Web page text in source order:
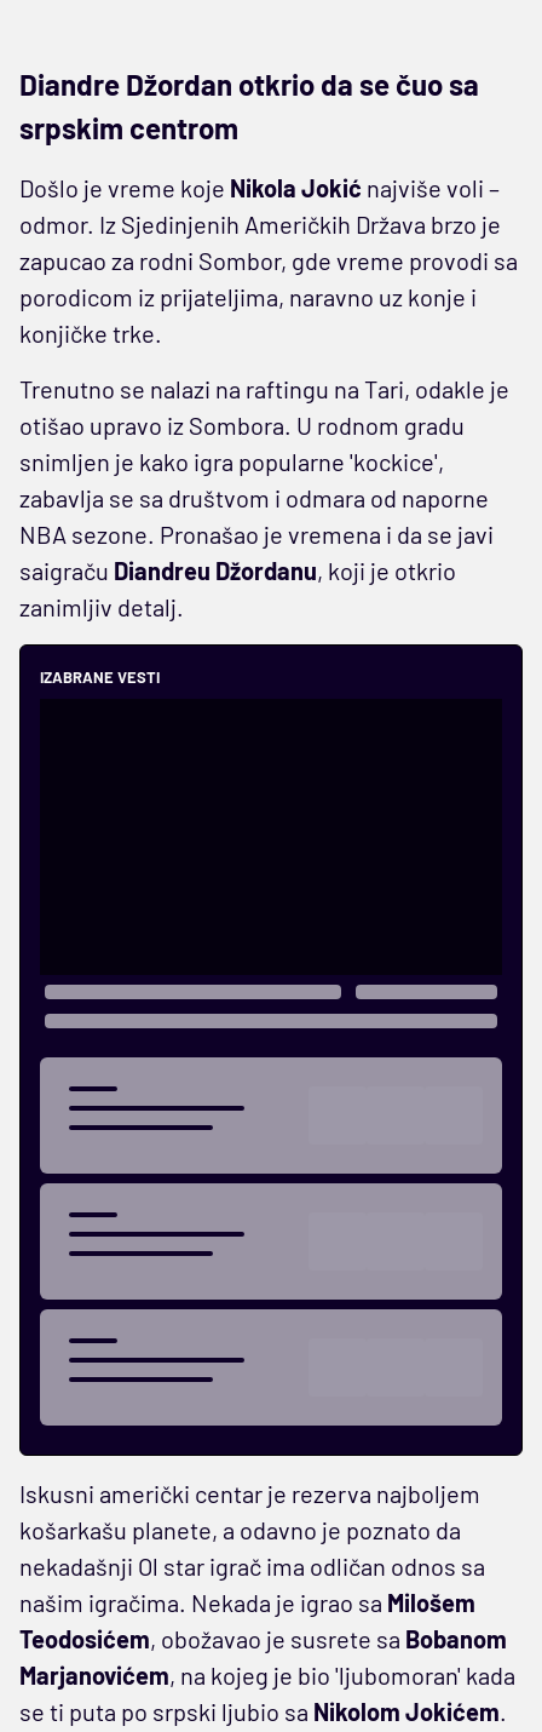
Diandre Džordan otkrio da se čuo sa
srpskim centrom
Došlo je vreme koje Nikola Jokić najviše voli –
odmor. Iz Sjedinjenih Američkih Država brzo je
zapucao za rodni Sombor, gde vreme provodi sa
porodicom iz prijateljima, naravno uz konje i
konjičke trke.
Trenutno se nalazi na raftingu na Tari, odakle je
otišao upravo iz Sombora. U rodnom gradu
snimljen je kako igra popularne 'kockice',
zabavlja se sa društvom i odmara od naporne
NBA sezone. Pronašao je vremena i da se javi
saigraču Diandreu Džordanu, koji je otkrio
zanimljiv detalj.
IZABRANE VESTI
Iskusni američki centar je rezerva najboljem
košarkašu planete, a odavno je poznato da
nekadašnji Ol star igrač ima odličan odnos sa
našim igračima. Nekada je igrao sa Milošem
Teodosićem, obožavao je susrete sa Bobanom
Marjanovićem, na kojeg je bio 'ljubomoran' kada
se ti puta po srpski ljubio sa Nikolom Jokićem.